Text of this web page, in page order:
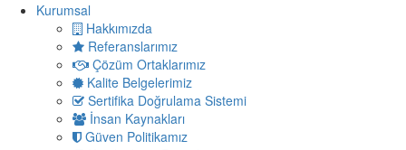
Kurumsal
Hakkımızda
Referanslarımız
Çözüm Ortaklarımız
Kalite Belgelerimiz
Sertifika Doğrulama Sistemi
İnsan Kaynakları
Güven Politikamız